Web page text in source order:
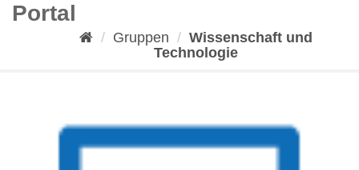
Portal
Gruppen
Wissenschaft und
Technologie